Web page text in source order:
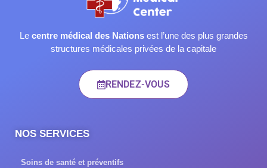
Le centre médical des Nations est l’une des plus grandes
structures médicales privées de la capitale
RENDEZ-VOUS
NOS SERVICES
Soins de santé et préventifs